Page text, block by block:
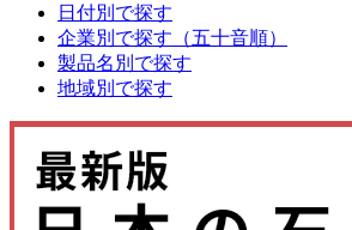
日付別で探す
企業別で探す（五十音順）
製品名別で探す
地域別で探す